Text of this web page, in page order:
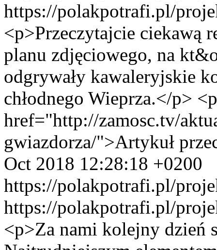
https://polakpotrafi.pl/
<p>Przeczytajcie ciekawą
planu zdjęciowego, na
odgrywały kawaleryjskie
chłodnego Wieprza.</p>
href="http://zamosc.tv/
gwiazdorza/">Artykuł
Oct 2018 12:28:18 +0200
https://polakpotrafi.pl/
https://polakpotrafi.pl/
<p>Za nami kolejny dzień